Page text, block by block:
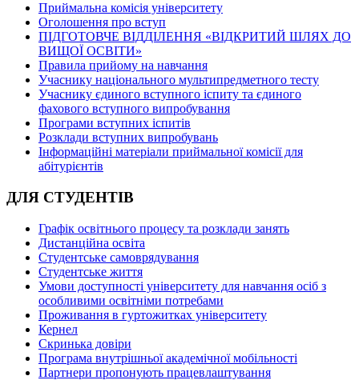
Приймальна комісія університету
Оголошення про вступ
ПІДГОТОВЧЕ ВІДДІЛЕННЯ «ВІДКРИТИЙ ШЛЯХ ДО
ВИЩОЇ ОСВІТИ»
Правила прийому на навчання
Учаснику національного мультипредметного тесту
Учаснику єдиного вступного іспиту та єдиного
фахового вступного випробування
Програми вступних іспитів
Розклади вступних випробувань
Інформаційні матеріали приймальної комісії для
абітурієнтів
ДЛЯ СТУДЕНТІВ
Графік освітнього процесу та розклади занять
Дистанційна освіта
Студентське самоврядування
Студентське життя
Умови доступності університету для навчання осіб з
особливими освітніми потребами
Проживання в гуртожитках університету
Кернел
Скринька довіри
Програма внутрішньої академічної мобільності
Партнери пропонують працевлаштування